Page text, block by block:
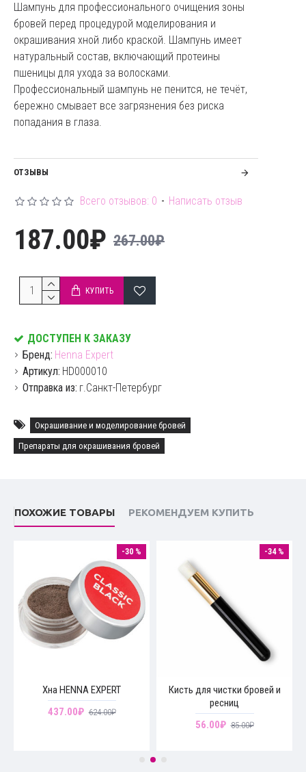
Шампунь для профессионального очищения зоны
бровей перед процедурой моделирования и
окрашивания хной либо краской. Шампунь имеет
натуральный состав, включающий протеины
пшеницы для ухода за волосками.
Профессиональный шампунь не пенится, не течёт,
бережно смывает все загрязнения без риска
попадания в глаза.
ОТЗЫВЫ
ДОСТУПЕН К ЗАКАЗУ
Бренд: Henna Expert
Артикул: HD000010
Отправка из: г.Санкт-Петербург
Всего отзывов: 0 - Написать отзыв
187.00₽ 267.00₽
КУПИТЬ
Окрашивание и моделирование бровей
Препараты для окрашивания бровей
ПОХОЖИЕ ТОВАРЫ РЕКОМЕНДУЕМ КУПИТЬ
-30 %
Хна HENNA EXPERT
437.00₽ 624.00₽
-34 %
Кисть для чистки бровей и
ресниц
56.00₽ 85.00₽